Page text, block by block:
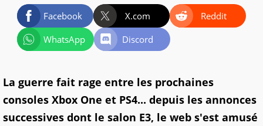
Facebook X.com
Reddit
WhatsApp
Discord
La guerre fait rage entre les prochaines
consoles Xbox One et PS4... depuis les annonces
successives dont le salon E3, le web s'est amusé